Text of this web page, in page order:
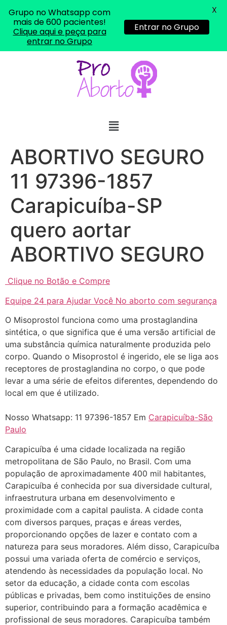
ABORTIVO SEGURO
11 97396-1857
Carapicuíba-SP
quero aortar
ABORTIVO SEGURO
Clique no Botão e Compre
Equipe 24 para Ajudar Você No aborto com segurança
O Misoprostol funciona como uma prostaglandina
sintética, o que significa que é uma versão artificial de
uma substância química naturalmente produzida pelo
corpo. Quando o Misoprostol é ingerido, ele se liga aos
receptores de prostaglandina no corpo, o que pode
levar a uma série de efeitos diferentes, dependendo do
local em que é utilizado.
Nosso Whatsapp: 11 97396-1857 Em Carapicuíba-São
Paulo
Carapicuíba é uma cidade localizada na região
metropolitana de São Paulo, no Brasil. Com uma
população de aproximadamente 400 mil habitantes,
Carapicuíba é conhecida por sua diversidade cultural,
infraestrutura urbana em desenvolvimento e
proximidade com a capital paulista. A cidade conta
com diversos parques, praças e áreas verdes,
proporcionando opções de lazer e contato com a
natureza para seus moradores. Além disso, Carapicuíba
possui uma variada oferta de comércio e serviços,
atendendo às necessidades da população local. No
setor da educação, a cidade conta com escolas
públicas e privadas, bem como instituições de ensino
superior, contribuindo para a formação acadêmica e
profissional de seus moradores. Carapicuíba também
Grupo no Whatsapp com
mais de 600 pacientes!
Clique aqui e peça para
entrar no Grupo
Entrar no Grupo
X